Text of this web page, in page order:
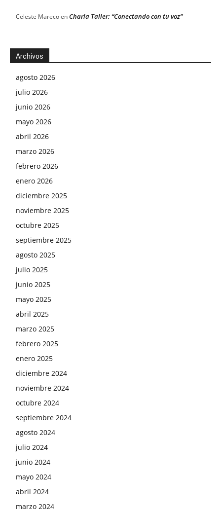
Celeste MarecoenCharla Taller: “Conectando con tu voz”
Archivos
agosto 2026
julio 2026
junio 2026
mayo 2026
abril 2026
marzo 2026
febrero 2026
enero 2026
diciembre 2025
noviembre 2025
octubre 2025
septiembre 2025
agosto 2025
julio 2025
junio 2025
mayo 2025
abril 2025
marzo 2025
febrero 2025
enero 2025
diciembre 2024
noviembre 2024
octubre 2024
septiembre 2024
agosto 2024
julio 2024
junio 2024
mayo 2024
abril 2024
marzo 2024